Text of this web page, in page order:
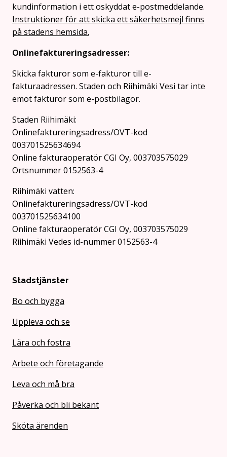
kundinformation i ett oskyddat e-postmeddelande.
Instruktioner för att skicka ett säkerhetsmejl finns
på stadens hemsida.
Onlinefaktureringsadresser:
Skicka fakturor som e-fakturor till e-
fakturaadressen. Staden och Riihimäki Vesi tar inte
emot fakturor som e-postbilagor.
Staden Riihimäki:
Onlinefaktureringsadress/OVT-kod
003701525634694
Online fakturaoperatör CGI Oy, 003703575029
Ortsnummer 0152563-4
Riihimäki vatten:
Onlinefaktureringsadress/OVT-kod
003701525634100
Online fakturaoperatör CGI Oy, 003703575029
Riihimäki Vedes id-nummer 0152563-4
Stadstjänster
Bo och bygga
Uppleva och se
Lära och fostra
Arbete och företagande
Leva och må bra
Påverka och bli bekant
Sköta ärenden